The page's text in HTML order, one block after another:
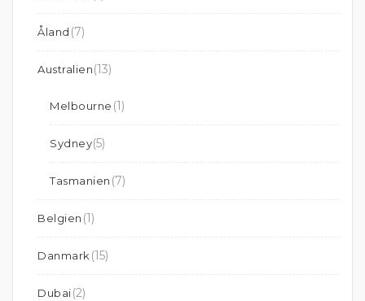
Åland (7)
Australien(13)
Melbourne (1)
Sydney(5)
Tasmanien (7)
Belgien (1)
Danmark (15)
Dubai(2)